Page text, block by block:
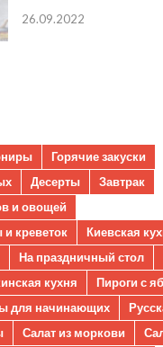
26.09.2022
Горячие закуски
Десерты
Завтрак
и овощей
креветок
Киевская
На праздничный стол
кухня
Пироги с
для начинающих
Салат из моркови